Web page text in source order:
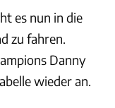
es nun in die
zu fahren.
Danny
wieder an.